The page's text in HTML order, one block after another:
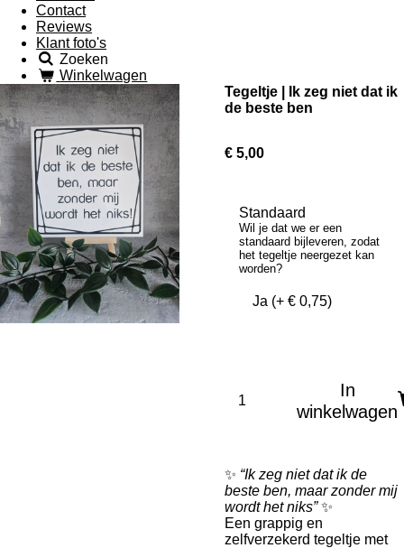
Contact
Reviews
Klant foto's
Zoeken
Winkelwagen
Tegeltje | Ik zeg niet dat ik
de beste ben
€ 5,00
Standaard
Wil je dat we er een
standaard bijleveren, zodat
het tegeltje neergezet kan
worden?
In
winkelwagen
✨ “Ik zeg niet dat ik de
beste ben, maar zonder mij
wordt het niks”✨
Een grappig en
zelfverzekerd tegeltje met